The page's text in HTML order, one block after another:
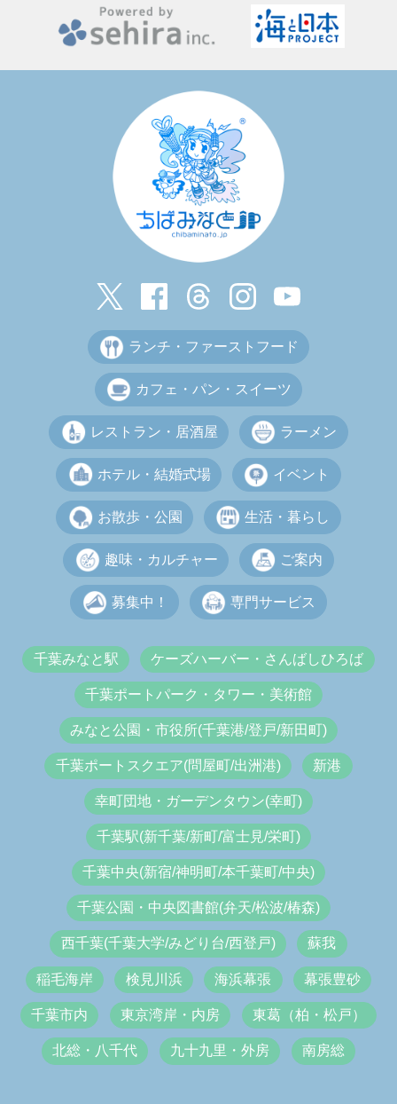
ランチ・ファーストフード
カフェ・パン・スイーツ
レストラン・居酒屋 ラーメン
ホテル・結婚式場 イベント
お散歩・公園 生活・暮らし
趣味・カルチャー ご案内
募集中！ 専門サービス
千葉みなと駅 ケーズハーバー・さんばしひろば
千葉ポートパーク・タワー・美術館
みなと公園・市役所(千葉港/登戸/新田町)
千葉ポートスクエア(問屋町/出洲港) 新港
幸町団地・ガーデンタウン(幸町)
千葉駅(新千葉/新町/富士見/栄町)
千葉中央(新宿/神明町/本千葉町/中央)
千葉公園・中央図書館(弁天/松波/椿森)
西千葉(千葉大学/みどり台/西登戸) 蘇我
稲毛海岸 検見川浜 海浜幕張 幕張豊砂
千葉市内 東京湾岸・内房 東葛（柏・松戸）
北総・八千代 九十九里・外房 南房総